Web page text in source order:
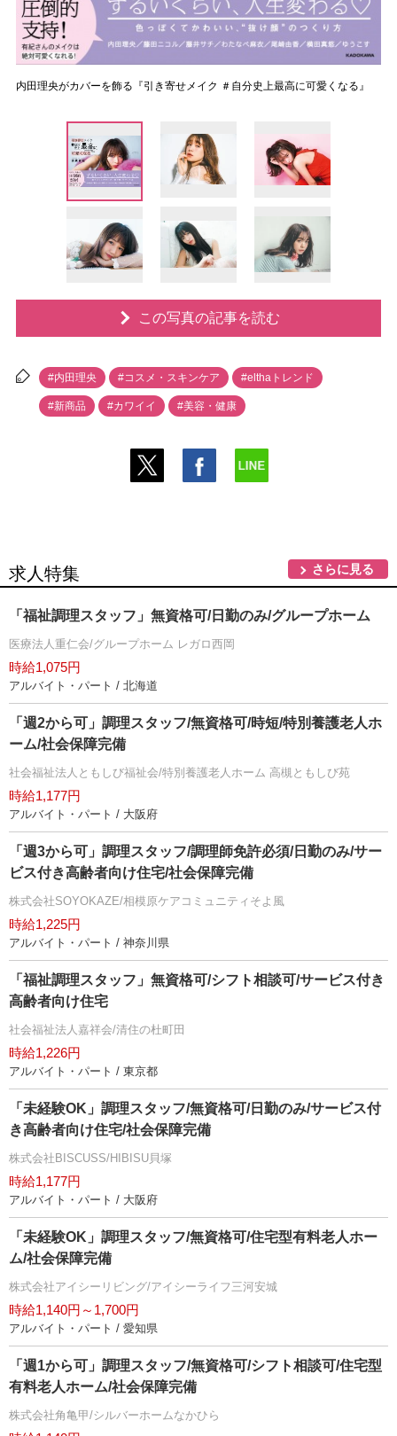
内田理央がカバーを飾る『引き寄せメイク ＃自分史上最高に可愛くなる』
この写真の記事を読む
#内田理央 #コスメ・スキンケア #elthaトレンド
#新商品 #カワイイ #美容・健康
求人特集 さらに見る
「福祉調理スタッフ」無資格可/日勤のみ/グループホーム
医療法人重仁会/グループホーム レガロ西岡
時給1,075円
アルバイト・パート / 北海道
「週2から可」調理スタッフ/無資格可/時短/特別養護老人ホ
ーム/社会保障完備
社会福祉法人ともしび福祉会/特別養護老人ホーム 高槻ともしび苑
時給1,177円
アルバイト・パート / 大阪府
「週3から可」調理スタッフ/調理師免許必須/日勤のみ/サー
ビス付き高齢者向け住宅/社会保障完備
株式会社SOYOKAZE/相模原ケアコミュニティそよ風
時給1,225円
アルバイト・パート / 神奈川県
「福祉調理スタッフ」無資格可/シフト相談可/サービス付き
高齢者向け住宅
社会福祉法人嘉祥会/清住の杜町田
時給1,226円
アルバイト・パート / 東京都
「未経験OK」調理スタッフ/無資格可/日勤のみ/サービス付
き高齢者向け住宅/社会保障完備
株式会社BISCUSS/HIBISU貝塚
時給1,177円
アルバイト・パート / 大阪府
「未経験OK」調理スタッフ/無資格可/住宅型有料老人ホー
ム/社会保障完備
株式会社アイシーリビング/アイシーライフ三河安城
時給1,140円～1,700円
アルバイト・パート / 愛知県
「週1から可」調理スタッフ/無資格可/シフト相談可/住宅型
有料老人ホーム/社会保障完備
株式会社角亀甲/シルバーホームなかひら